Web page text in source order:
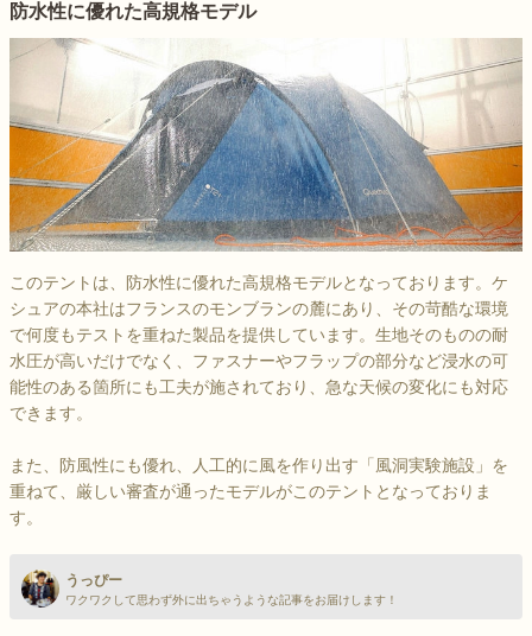
防水性に優れた高規格モデル
このテントは、防水性に優れた高規格モデルとなっております。ケ
シュアの本社はフランスのモンブランの麓にあり、その苛酷な環境
で何度もテストを重ねた製品を提供しています。生地そのものの耐
水圧が高いだけでなく、ファスナーやフラップの部分など浸水の可
能性のある箇所にも工夫が施されており、急な天候の変化にも対応
できます。
また、防風性にも優れ、人工的に風を作り出す「風洞実験施設」を
重ねて、厳しい審査が通ったモデルがこのテントとなっておりま
す。
うっぴー
ワクワクして思わず外に出ちゃうような記事をお届けします！